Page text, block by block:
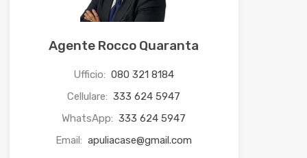
Agente Rocco Quaranta
Ufficio: 080 321 8184
Cellulare: 333 624 5947
WhatsApp: 333 624 5947
Email: apuliacase@gmail.com